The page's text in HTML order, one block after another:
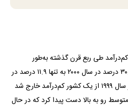
طی ربع قرن گذشته به‌طور
قابل‌توجهی کاهش داشته و از ۳۰.۷ درصد در سال ۲۰۰۰ به تنها ۱۱.۹ درصد در
حال حاضر رسیده است. چین در سال ۱۹۹۹ از یک کشور کم‌درآمد خارج شد
درآمد متوسط رو به بالا دست پیدا کرد که در حال